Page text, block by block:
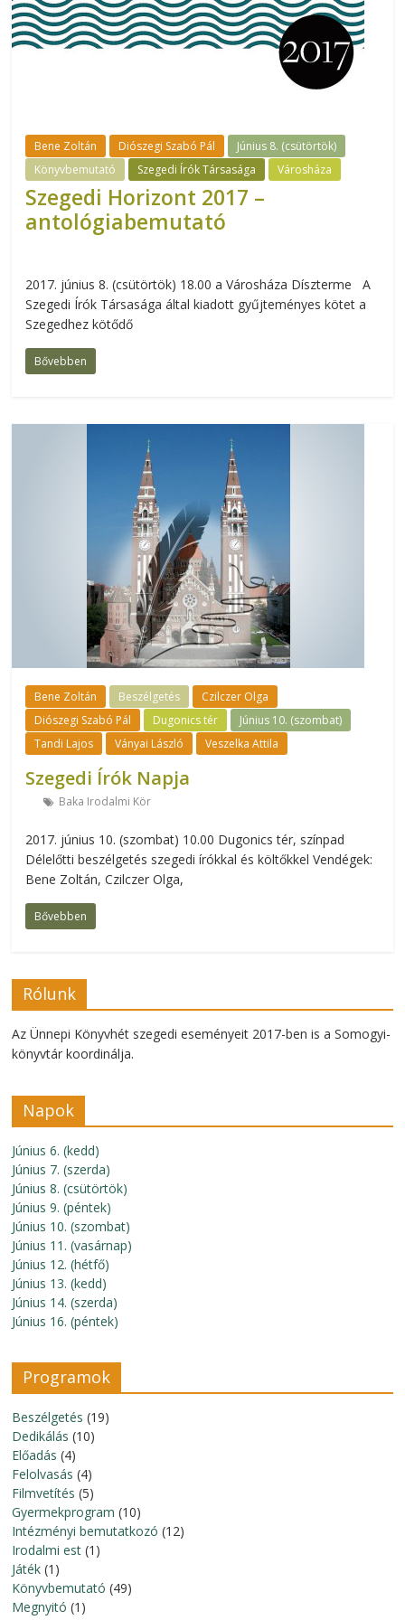
Bene Zoltán Diószegi Szabó Pál
Június 8. (csütörtök)
Könyvbemutató
Szegedi Írók Társasága Városháza
Szegedi Horizont 2017 –
antológiabemutató
2017. június 8. (csütörtök) 18.00 a Városháza Díszterme A
Szegedi Írók Társasága által kiadott gyűjteményes kötet a
Szegedhez kötődő
Bővebben
Bene Zoltán Beszélgetés
Czilczer Olga
Diószegi Szabó Pál
Dugonics tér
Június 10. (szombat)
Tandi Lajos
Ványai László Veszelka Attila
Szegedi Írók Napja
Baka Irodalmi Kör
2017. június 10. (szombat) 10.00 Dugonics tér, színpad
Délelőtti beszélgetés szegedi írókkal és költőkkel Vendégek:
Bene Zoltán, Czilczer Olga,
Bővebben
Rólunk
Az Ünnepi Könyvhét szegedi eseményeit 2017-ben is a Somogyi-
könyvtár koordinálja.
Napok
Június 6. (kedd)
Június 7. (szerda)
Június 8. (csütörtök)
Június 9. (péntek)
Június 10. (szombat)
Június 11. (vasárnap)
Június 12. (hétfő)
Június 13. (kedd)
Június 14. (szerda)
Június 16. (péntek)
Programok
Beszélgetés (19)
Dedikálás (10)
Előadás (4)
Felolvasás (4)
Filmvetítés (5)
Gyermekprogram (10)
Intézményi bemutatkozó (12)
Irodalmi est (1)
Játék (1)
Könyvbemutató (49)
Megnyitó (1)